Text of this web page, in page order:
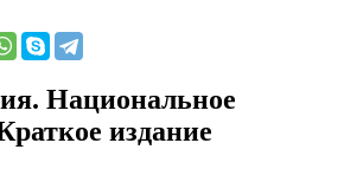
Национальное
издание